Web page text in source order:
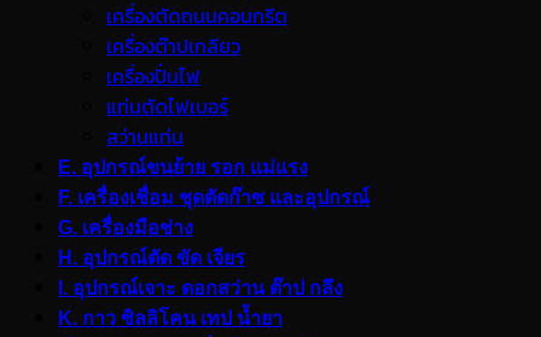
เครื่องตัดถนนคอนกรีต
เครื่องต๊าปเกลียว
เครื่องปั่นไฟ
แท่นตัดไฟเบอร์
สว่านแท่น
E. อุปกรณ์ขนย้าย รอก แม่แรง
F. เครื่องเชื่อม ชุดตัดก๊าซ และอุปกรณ์
G. เครื่องมือช่าง
H. อุปกรณ์ตัด ขัด เจียร
I. อุปกรณ์เจาะ ดอกสว่าน ต๊าป กลึง
K. กาว ซิลลิโคน เทป น้ำยา